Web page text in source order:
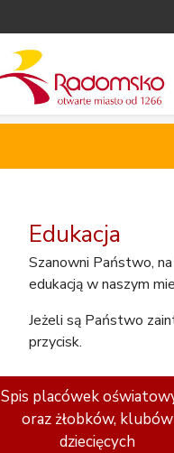
Edukacja
Szanowni Państwo,
edukacją w naszym
Jeżeli są Państwo
przycisk.
Spis placówek
oraz żłobków, klubów
dziecięcych